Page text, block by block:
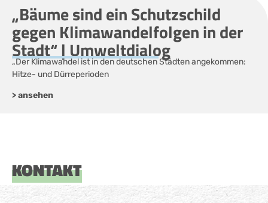
„Bäume sind ein Schutzschild
gegen Klimawandelfolgen in der
Stadt“ | Umweltdialog
„Der Klimawandel ist in den deutschen Städten angekommen:
Hitze- und Dürreperioden
> ansehen
KONTAKT